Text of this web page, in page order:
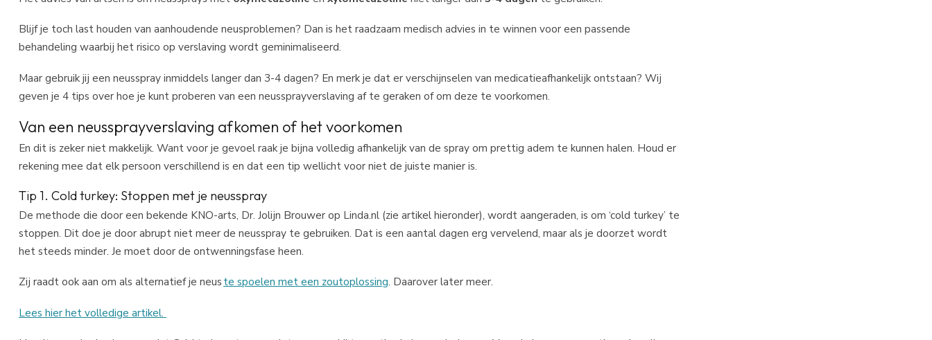
Blijf je toch last houden van aanhoudende neusproblemen? Dan is het raadzaam medisch advies in te winnen voor een passende
behandeling waarbij het risico op verslaving wordt geminimaliseerd.
Maar gebruik jij een neusspray inmiddels langer dan 3-4 dagen? En merk je dat er verschijnselen van medicatieafhankelijk ontstaan? Wij
geven je 4 tips over hoe je kunt proberen van een neussprayverslaving af te geraken of om deze te voorkomen.
Van een neussprayverslaving afkomen of het voorkomen
En dit is zeker niet makkelijk. Want voor je gevoel raak je bijna volledig afhankelijk van de spray om prettig adem te kunnen halen. Houd er
rekening mee dat elk persoon verschillend is en dat een tip wellicht voor niet de juiste manier is.
Tip 1. Cold turkey: Stoppen met je neusspray
De methode die door een bekende KNO-arts, Dr. Jolijn Brouwer op Linda.nl (zie artikel hieronder), wordt aangeraden, is om ‘cold turkey’ te
stoppen. Dit doe je door abrupt niet meer de neusspray te gebruiken. Dat is een aantal dagen erg vervelend, maar als je doorzet wordt
het steeds minder. Je moet door de ontwenningsfase heen.
Zij raadt ook aan om als alternatief je neuste spoelen met een zoutoplossing. Daarover later meer.
Lees hier het volledige artikel.